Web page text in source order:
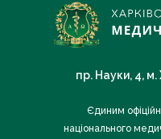
пр. Науки, 4, м.
Єдиним
національного